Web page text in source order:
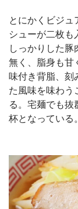
とにかくビジュ
シューが二枚も
しっかりした
無く、脂身も甘
味付き背脂、刻
た風味を味わう
る。宅麺でも抜
杯となっている。